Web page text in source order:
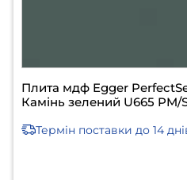
Плита мдф Egger
Камінь зелений U665 PM/
Термін поставки до 14